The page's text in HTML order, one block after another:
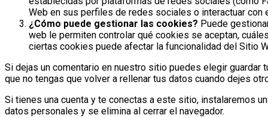
Web en sus perfiles de redes sociales o interactuar
¿Cómo puede gestionar las cookies? Puede
web le permiten controlar qué cookies se aceptan,
ciertas cookies puede afectar la funcionalidad del Sitio
Si dejas un comentario en nuestro sitio puedes elegir
que no tengas que volver a rellenar tus datos cuando dejes
Si tienes una cuenta y te conectas a este sitio, instalaremos
datos personales y se elimina al cerrar el navegador.